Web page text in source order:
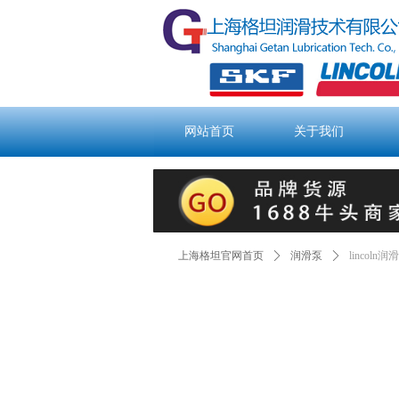
网站首页
网站首页
关于我们
关于我们
上海格坦官网首页 ꄲ 润滑泵 ꄲ lincoln润